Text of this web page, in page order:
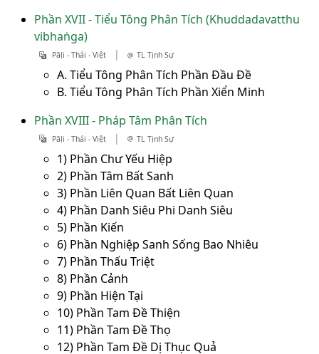
Phần XVII - Tiểu Tông Phân Tích (Khuddadavatthu
vibhaṅga)
Pāḷi - Thái - Việt | TL Tịnh Sự
A. Tiểu Tông Phân Tích Phần Đầu Đề
B. Tiểu Tông Phân Tích Phần Xiển Minh
Phần XVIII - Pháp Tâm Phân Tích
Pāḷi - Thái - Việt | TL Tịnh Sự
1) Phần Chư Yếu Hiệp
2) Phần Tâm Bất Sanh
3) Phần Liên Quan Bất Liên Quan
4) Phần Danh Siêu Phi Danh Siêu
5) Phần Kiến
6) Phần Nghiệp Sanh Sống Bao Nhiêu
7) Phần Thấu Triệt
8) Phần Cảnh
9) Phần Hiện Tại
10) Phần Tam Đề Thiện
11) Phần Tam Đề Thọ
12) Phần Tam Đề Dị Thục Quả